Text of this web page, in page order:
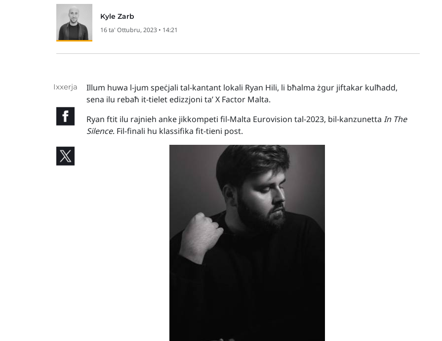
Kyle Zarb
16 ta' Ottubru, 2023 • 14:21
Ixxerja
Illum huwa l-jum speċjali tal-kantant lokali Ryan Hili, li bħalma żgur jiftakar kulħadd,
sena ilu rebaħ it-tielet edizzjoni ta’ X Factor Malta.
Ryan ftit ilu rajnieh anke jikkompeti fil-Malta Eurovision tal-2023, bil-kanzunettaIn The
Silence. Fil-finali hu klassifika fit-tieni post.